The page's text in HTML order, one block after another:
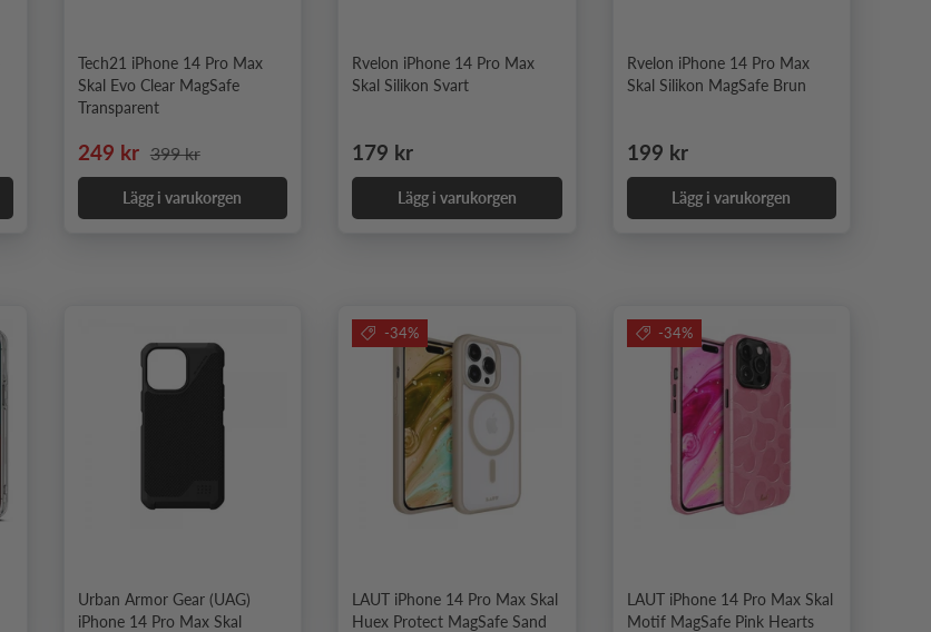
Tech21 iPhone 14 Pro Max
Skal Evo Clear MagSafe
Transparent
Nedsatt pris
249 kr Ordinarie pris
399 kr
Lägg i varukorgen
Rvelon iPhone 14 Pro Max
Skal Silikon Svart
Ordinarie pris
179 kr
Lägg i varukorgen
Rvelon iPhone 14 Pro Max
Skal Silikon MagSafe Brun
Ordinarie pris
199 kr
Lägg i varukorgen
Urban Armor Gear (UAG)
iPhone 14 Pro Max Skal
-34%
LAUT iPhone 14 Pro Max Skal
Huex Protect MagSafe Sand
-34%
LAUT iPhone 14 Pro Max Skal
Motif MagSafe Pink Hearts